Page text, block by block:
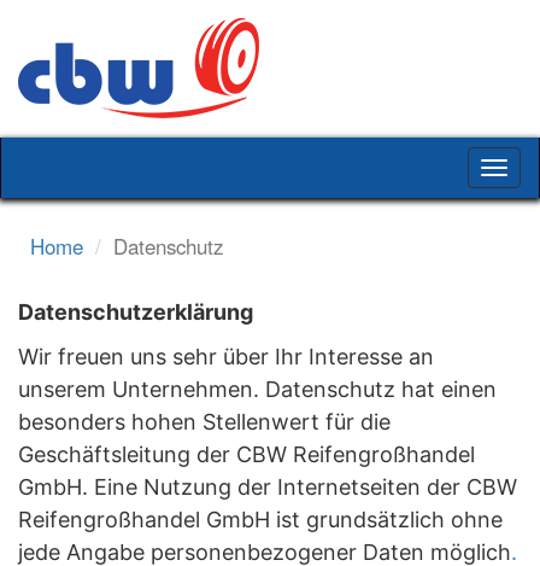
Home
Datenschutz
Datenschutzerklärung
Wir freuen uns sehr über Ihr Interesse an
unserem Unternehmen. Datenschutz hat einen
besonders hohen Stellenwert für die
Geschäftsleitung der CBW Reifengroßhandel
GmbH. Eine Nutzung der Internetseiten der CBW
Reifengroßhandel GmbH ist grundsätzlich ohne
jede Angabe personenbezogener Daten möglich.